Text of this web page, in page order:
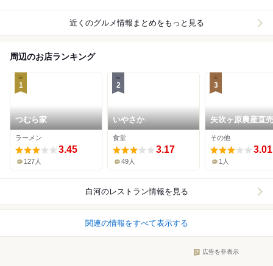
近くのグルメ情報まとめをもっと見る
周辺のお店ランキング
1
つむら家
ラーメン
3.45
127人
2
いやさか
食堂
3.17
49人
3
矢吹ヶ原農産直
その他
3.01
1人
白河のレストラン情報を見る
関連の情報をすべて表示する
広告を非表示